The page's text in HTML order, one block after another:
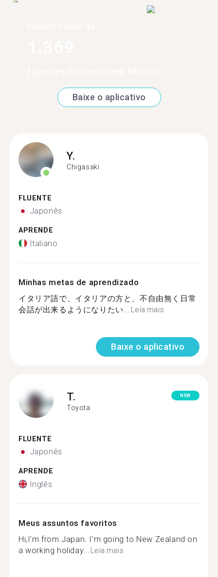
Baixe o aplicativo
Y.
Chigasaki
FLUENTE
Japonês
APRENDE
Italiano
Minhas metas de aprendizado
イタリア語で、イタリアの方と、不自由無く日常
会話が出来るようになりたい... Leia mais
Baixe o aplicativo
T.
Toyota
NEW
FLUENTE
Japonês
APRENDE
Inglês
Meus assuntos favoritos
Hi,I’m from Japan. I'm going to New Zealand on
a working holiday... Leia mais